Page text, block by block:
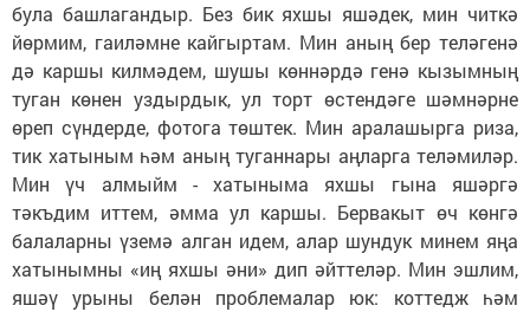
була башлагандыр. Без бик яхшы яшәдек, мин читкә
йөрмим, гаиләмне кайгыртам. Мин аның бер теләгенә
дә каршы килмәдем, шушы көннәрдә генә кызымның
туган көнен уздырдык, ул торт өстендәге шәмнәрне
өреп сүндерде, фотога төштек. Мин аралашырга риза,
тик хатыным һәм аның туганнары аңларга теләмиләр.
Мин үч алмыйм - хатыныма яхшы гына яшәргә
тәкъдим иттем, әмма ул каршы. Бервакыт өч көнгә
балаларны үземә алган идем, алар шундук минем яңа
хатынымны «иң яхшы әни» дип әйттеләр. Мин эшлим,
яшәү урыны белән проблемалар юк: коттедж һәм